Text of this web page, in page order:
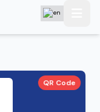
QR Code